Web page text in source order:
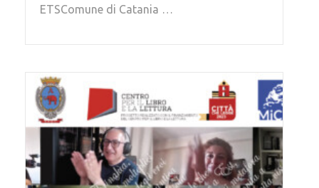
ETSComune di Catania …